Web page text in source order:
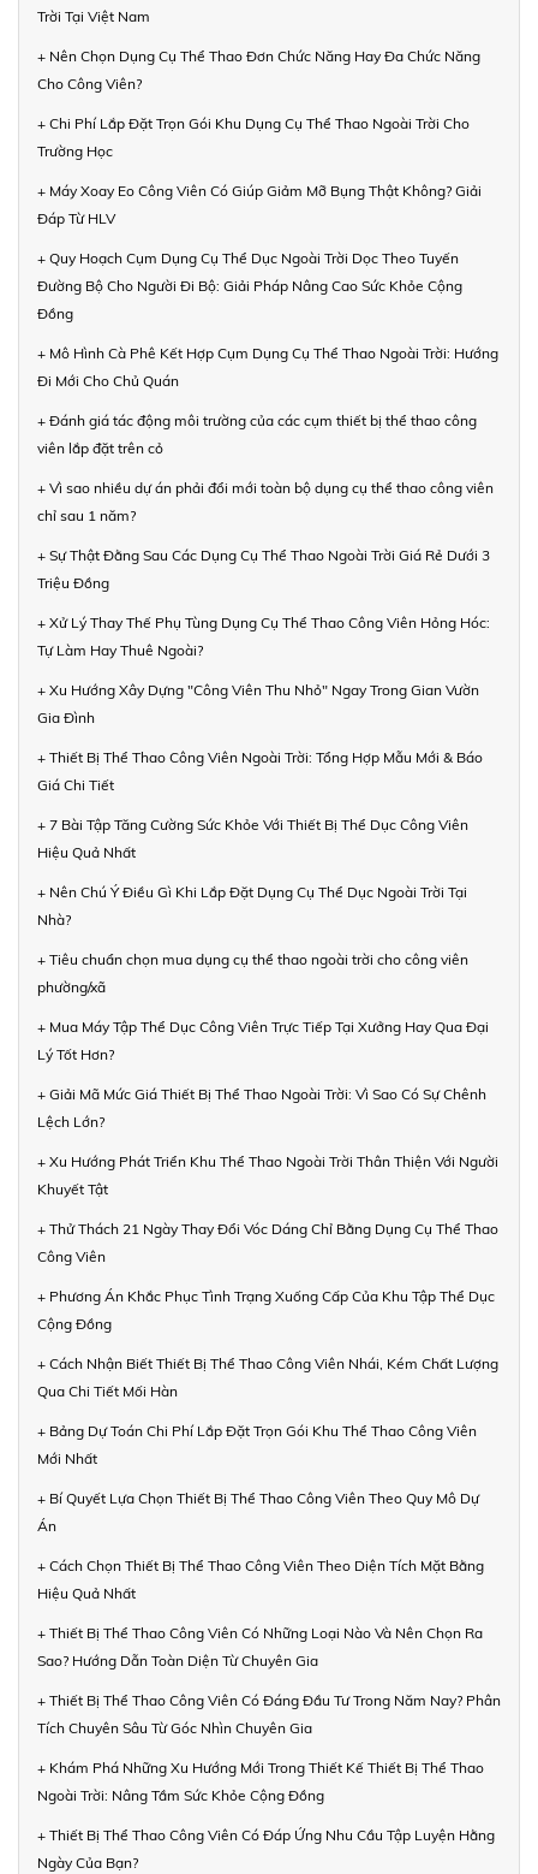
Trời Tại Việt Nam
+ Nên Chọn Dụng Cụ Thể Thao Đơn Chức Năng Hay Đa Chức Năng
Cho Công Viên?
+ Chi Phí Lắp Đặt Trọn Gói Khu Dụng Cụ Thể Thao Ngoài Trời Cho
Trường Học
+ Máy Xoay Eo Công Viên Có Giúp Giảm Mỡ Bụng Thật Không? Giải
Đáp Từ HLV
+ Quy Hoạch Cụm Dụng Cụ Thể Dục Ngoài Trời Dọc Theo Tuyến
Đường Bộ Cho Người Đi Bộ: Giải Pháp Nâng Cao Sức Khỏe Cộng
Đồng
+ Mô Hình Cà Phê Kết Hợp Cụm Dụng Cụ Thể Thao Ngoài Trời: Hướng
Đi Mới Cho Chủ Quán
+ Đánh giá tác động môi trường của các cụm thiết bị thể thao công
viên lắp đặt trên cỏ
+ Vì sao nhiều dự án phải đổi mới toàn bộ dụng cụ thể thao công viên
chỉ sau 1 năm?
+ Sự Thật Đằng Sau Các Dụng Cụ Thể Thao Ngoài Trời Giá Rẻ Dưới 3
Triệu Đồng
+ Xử Lý Thay Thế Phụ Tùng Dụng Cụ Thể Thao Công Viên Hỏng Hóc:
Tự Làm Hay Thuê Ngoài?
+ Xu Hướng Xây Dựng "Công Viên Thu Nhỏ" Ngay Trong Gian Vườn
Gia Đình
+ Thiết Bị Thể Thao Công Viên Ngoài Trời: Tổng Hợp Mẫu Mới & Báo
Giá Chi Tiết
+ 7 Bài Tập Tăng Cường Sức Khỏe Với Thiết Bị Thể Dục Công Viên
Hiệu Quả Nhất
+ Nên Chú Ý Điều Gì Khi Lắp Đặt Dụng Cụ Thể Dục Ngoài Trời Tại
Nhà?
+ Tiêu chuẩn chọn mua dụng cụ thể thao ngoài trời cho công viên
phường/xã
+ Mua Máy Tập Thể Dục Công Viên Trực Tiếp Tại Xưởng Hay Qua Đại
Lý Tốt Hơn?
+ Giải Mã Mức Giá Thiết Bị Thể Thao Ngoài Trời: Vì Sao Có Sự Chênh
Lệch Lớn?
+ Xu Hướng Phát Triển Khu Thể Thao Ngoài Trời Thân Thiện Với Người
Khuyết Tật
+ Thử Thách 21 Ngày Thay Đổi Vóc Dáng Chỉ Bằng Dụng Cụ Thể Thao
Công Viên
+ Phương Án Khắc Phục Tình Trạng Xuống Cấp Của Khu Tập Thể Dục
Cộng Đồng
+ Cách Nhận Biết Thiết Bị Thể Thao Công Viên Nhái, Kém Chất Lượng
Qua Chi Tiết Mối Hàn
+ Bảng Dự Toán Chi Phí Lắp Đặt Trọn Gói Khu Thể Thao Công Viên
Mới Nhất
+ Bí Quyết Lựa Chọn Thiết Bị Thể Thao Công Viên Theo Quy Mô Dự
Án
+ Cách Chọn Thiết Bị Thể Thao Công Viên Theo Diện Tích Mặt Bằng
Hiệu Quả Nhất
+ Thiết Bị Thể Thao Công Viên Có Những Loại Nào Và Nên Chọn Ra
Sao? Hướng Dẫn Toàn Diện Từ Chuyên Gia
+ Thiết Bị Thể Thao Công Viên Có Đáng Đầu Tư Trong Năm Nay? Phân
Tích Chuyên Sâu Từ Góc Nhìn Chuyên Gia
+ Khám Phá Những Xu Hướng Mới Trong Thiết Kế Thiết Bị Thể Thao
Ngoài Trời: Nâng Tầm Sức Khỏe Cộng Đồng
+ Thiết Bị Thể Thao Công Viên Có Đáp Ứng Nhu Cầu Tập Luyện Hằng
Ngày Của Bạn?